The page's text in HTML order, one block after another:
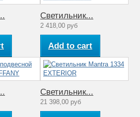
Светильник...
2 418,00 руб
Add to cart
Светильник...
21 398,00 руб